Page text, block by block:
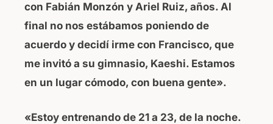
con Fabián Monzón y Ariel Ruiz, años. Al
final no nos estábamos poniendo de
acuerdo y decidí irme con Francisco, que
me invitó a su gimnasio, Kaeshi. Estamos
en un lugar cómodo, con buena gente».
«Estoy entrenando de 21 a 23, de la noche.